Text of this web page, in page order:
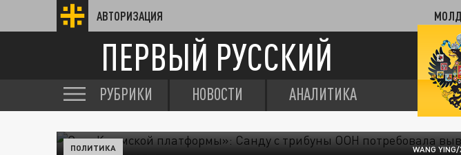
АВТОРИЗАЦИЯ
ПЕРВЫЙ РУССКИЙ
РУБРИКИ НОВОСТИ АНАЛИТИКА
WANG
ПОЛИТИКА